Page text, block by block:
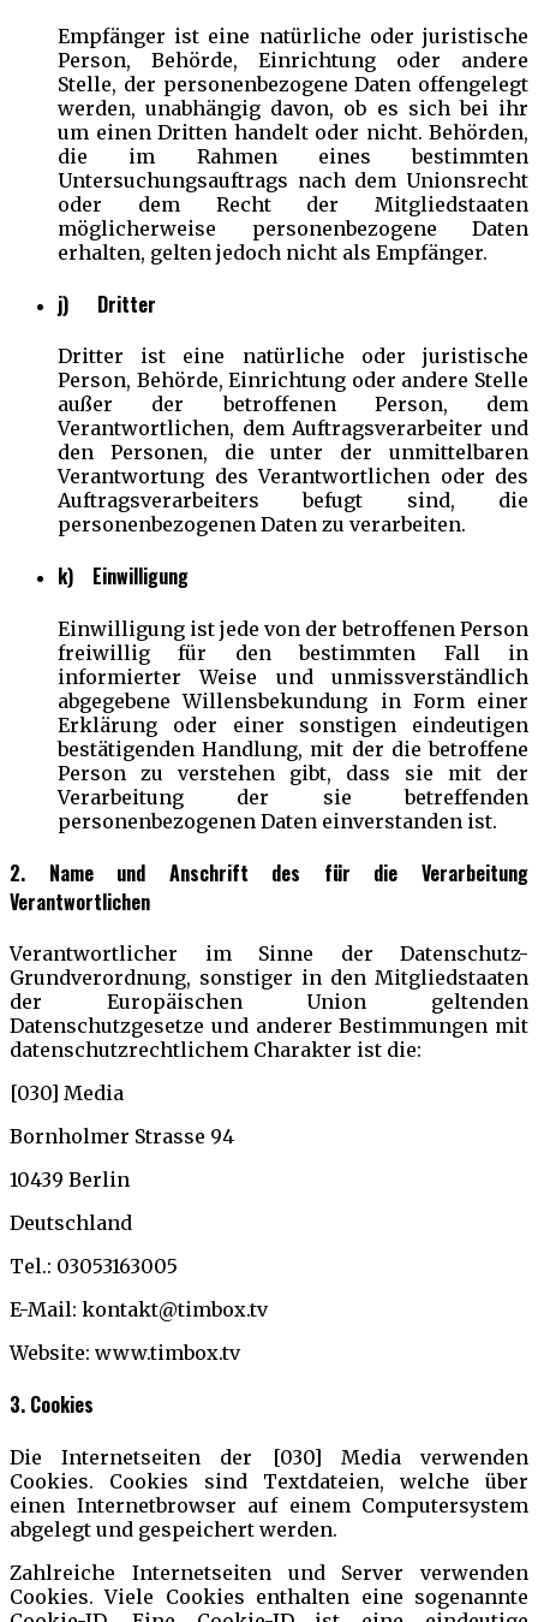
Empfänger ist eine natürliche oder juristische
Person, Behörde, Einrichtung oder andere
Stelle, der personenbezogene Daten offengelegt
werden, unabhängig davon, ob es sich bei ihr
um einen Dritten handelt oder nicht. Behörden,
die im Rahmen eines bestimmten
Untersuchungsauftrags nach dem Unionsrecht
oder dem Recht der Mitgliedstaaten
möglicherweise personenbezogene Daten
erhalten, gelten jedoch nicht als Empfänger.
j) Dritter
Dritter ist eine natürliche oder juristische
Person, Behörde, Einrichtung oder andere Stelle
außer der betroffenen Person, dem
Verantwortlichen, dem Auftragsverarbeiter und
den Personen, die unter der unmittelbaren
Verantwortung des Verantwortlichen oder des
Auftragsverarbeiters befugt sind, die
personenbezogenen Daten zu verarbeiten.
k) Einwilligung
Einwilligung ist jede von der betroffenen Person
freiwillig für den bestimmten Fall in
informierter Weise und unmissverständlich
abgegebene Willensbekundung in Form einer
Erklärung oder einer sonstigen eindeutigen
bestätigenden Handlung, mit der die betroffene
Person zu verstehen gibt, dass sie mit der
Verarbeitung der sie betreffenden
personenbezogenen Daten einverstanden ist.
2. Name und Anschrift des für die Verarbeitung
Verantwortlichen
Verantwortlicher im Sinne der Datenschutz-
Grundverordnung, sonstiger in den Mitgliedstaaten
der Europäischen Union geltenden
Datenschutzgesetze und anderer Bestimmungen mit
datenschutzrechtlichem Charakter ist die:
[030] Media
Bornholmer Strasse 94
10439 Berlin
Deutschland
Tel.: 03053163005
E-Mail: kontakt@timbox.tv
Website: www.timbox.tv
3. Cookies
Die Internetseiten der [030] Media verwenden
Cookies. Cookies sind Textdateien, welche über
einen Internetbrowser auf einem Computersystem
abgelegt und gespeichert werden.
Zahlreiche Internetseiten und Server verwenden
Cookies. Viele Cookies enthalten eine sogenannte